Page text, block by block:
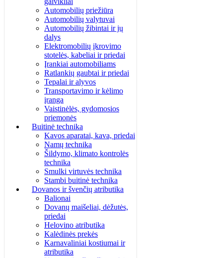
Automobilių priežiūra
Automobilių valytuvai
Automobilių žibintai ir jų
dalys
Elektromobilių įkrovimo
stotelės, kabeliai ir priedai
Įrankiai automobiliams
Ratlankių gaubtai ir priedai
Tepalai ir alyvos
Transportavimo ir kėlimo
įranga
Vaistinėlės, gydomosios
priemonės
Buitinė technika
Kavos aparatai, kava, priedai
Namų technika
Šildymo, klimato kontrolės
technika
Smulki virtuvės technika
Stambi buitinė technika
Dovanos ir švenčių atributika
Balionai
Dovanų maišeliai, dėžutės,
priedai
Helovino atributika
Kalėdinės prekės
Karnavaliniai kostiumai ir
atributika